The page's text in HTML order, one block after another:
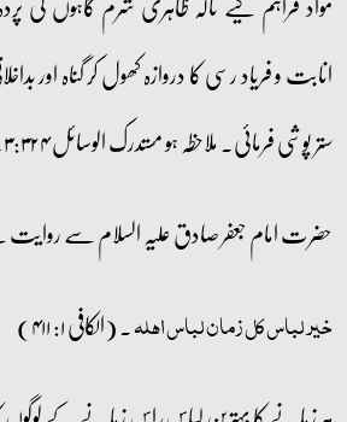
انابت و فریاد رسی کا دروازہ کھول کر گناہ اور
ستر پوشی فرمائی۔ ملاحظہ ہو مستدرک الوسائل ۳:۳۲۴۔
حضرت امام جعفر صادق علیہ السلام سے
خیر لباس کل زمان لباس اہلہ۔ (الکافی ۱: ۴۱۱)